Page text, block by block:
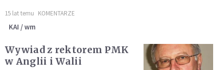
15 lat temu KOMENTARZE
KAI / wm
Wywiad z rektorem PMK
w Anglii i Walii